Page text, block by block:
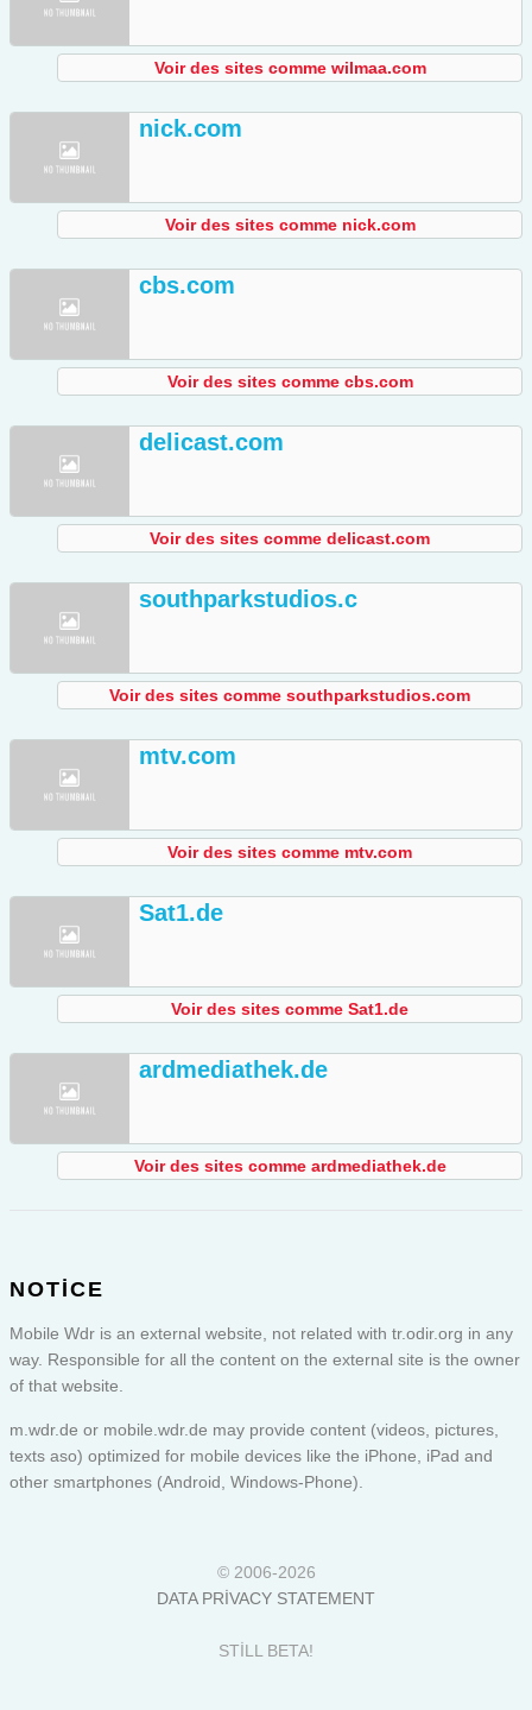
Voir des sites comme wilmaa.com
nick.com
Voir des sites comme nick.com
cbs.com
Voir des sites comme cbs.com
delicast.com
Voir des sites comme delicast.com
southparkstudios.c
Voir des sites comme southparkstudios.com
mtv.com
Voir des sites comme mtv.com
Sat1.de
Voir des sites comme Sat1.de
ardmediathek.de
Voir des sites comme ardmediathek.de
NOTICE
Mobile Wdr is an external website, not related with tr.odir.org in any
way. Responsible for all the content on the external site is the owner
of that website.
m.wdr.de or mobile.wdr.de may provide content (videos, pictures,
texts aso) optimized for mobile devices like the iPhone, iPad and
other smartphones (Android, Windows-Phone).
© 2006-2026
DATA PRIVACY STATEMENT
STILL BETA!